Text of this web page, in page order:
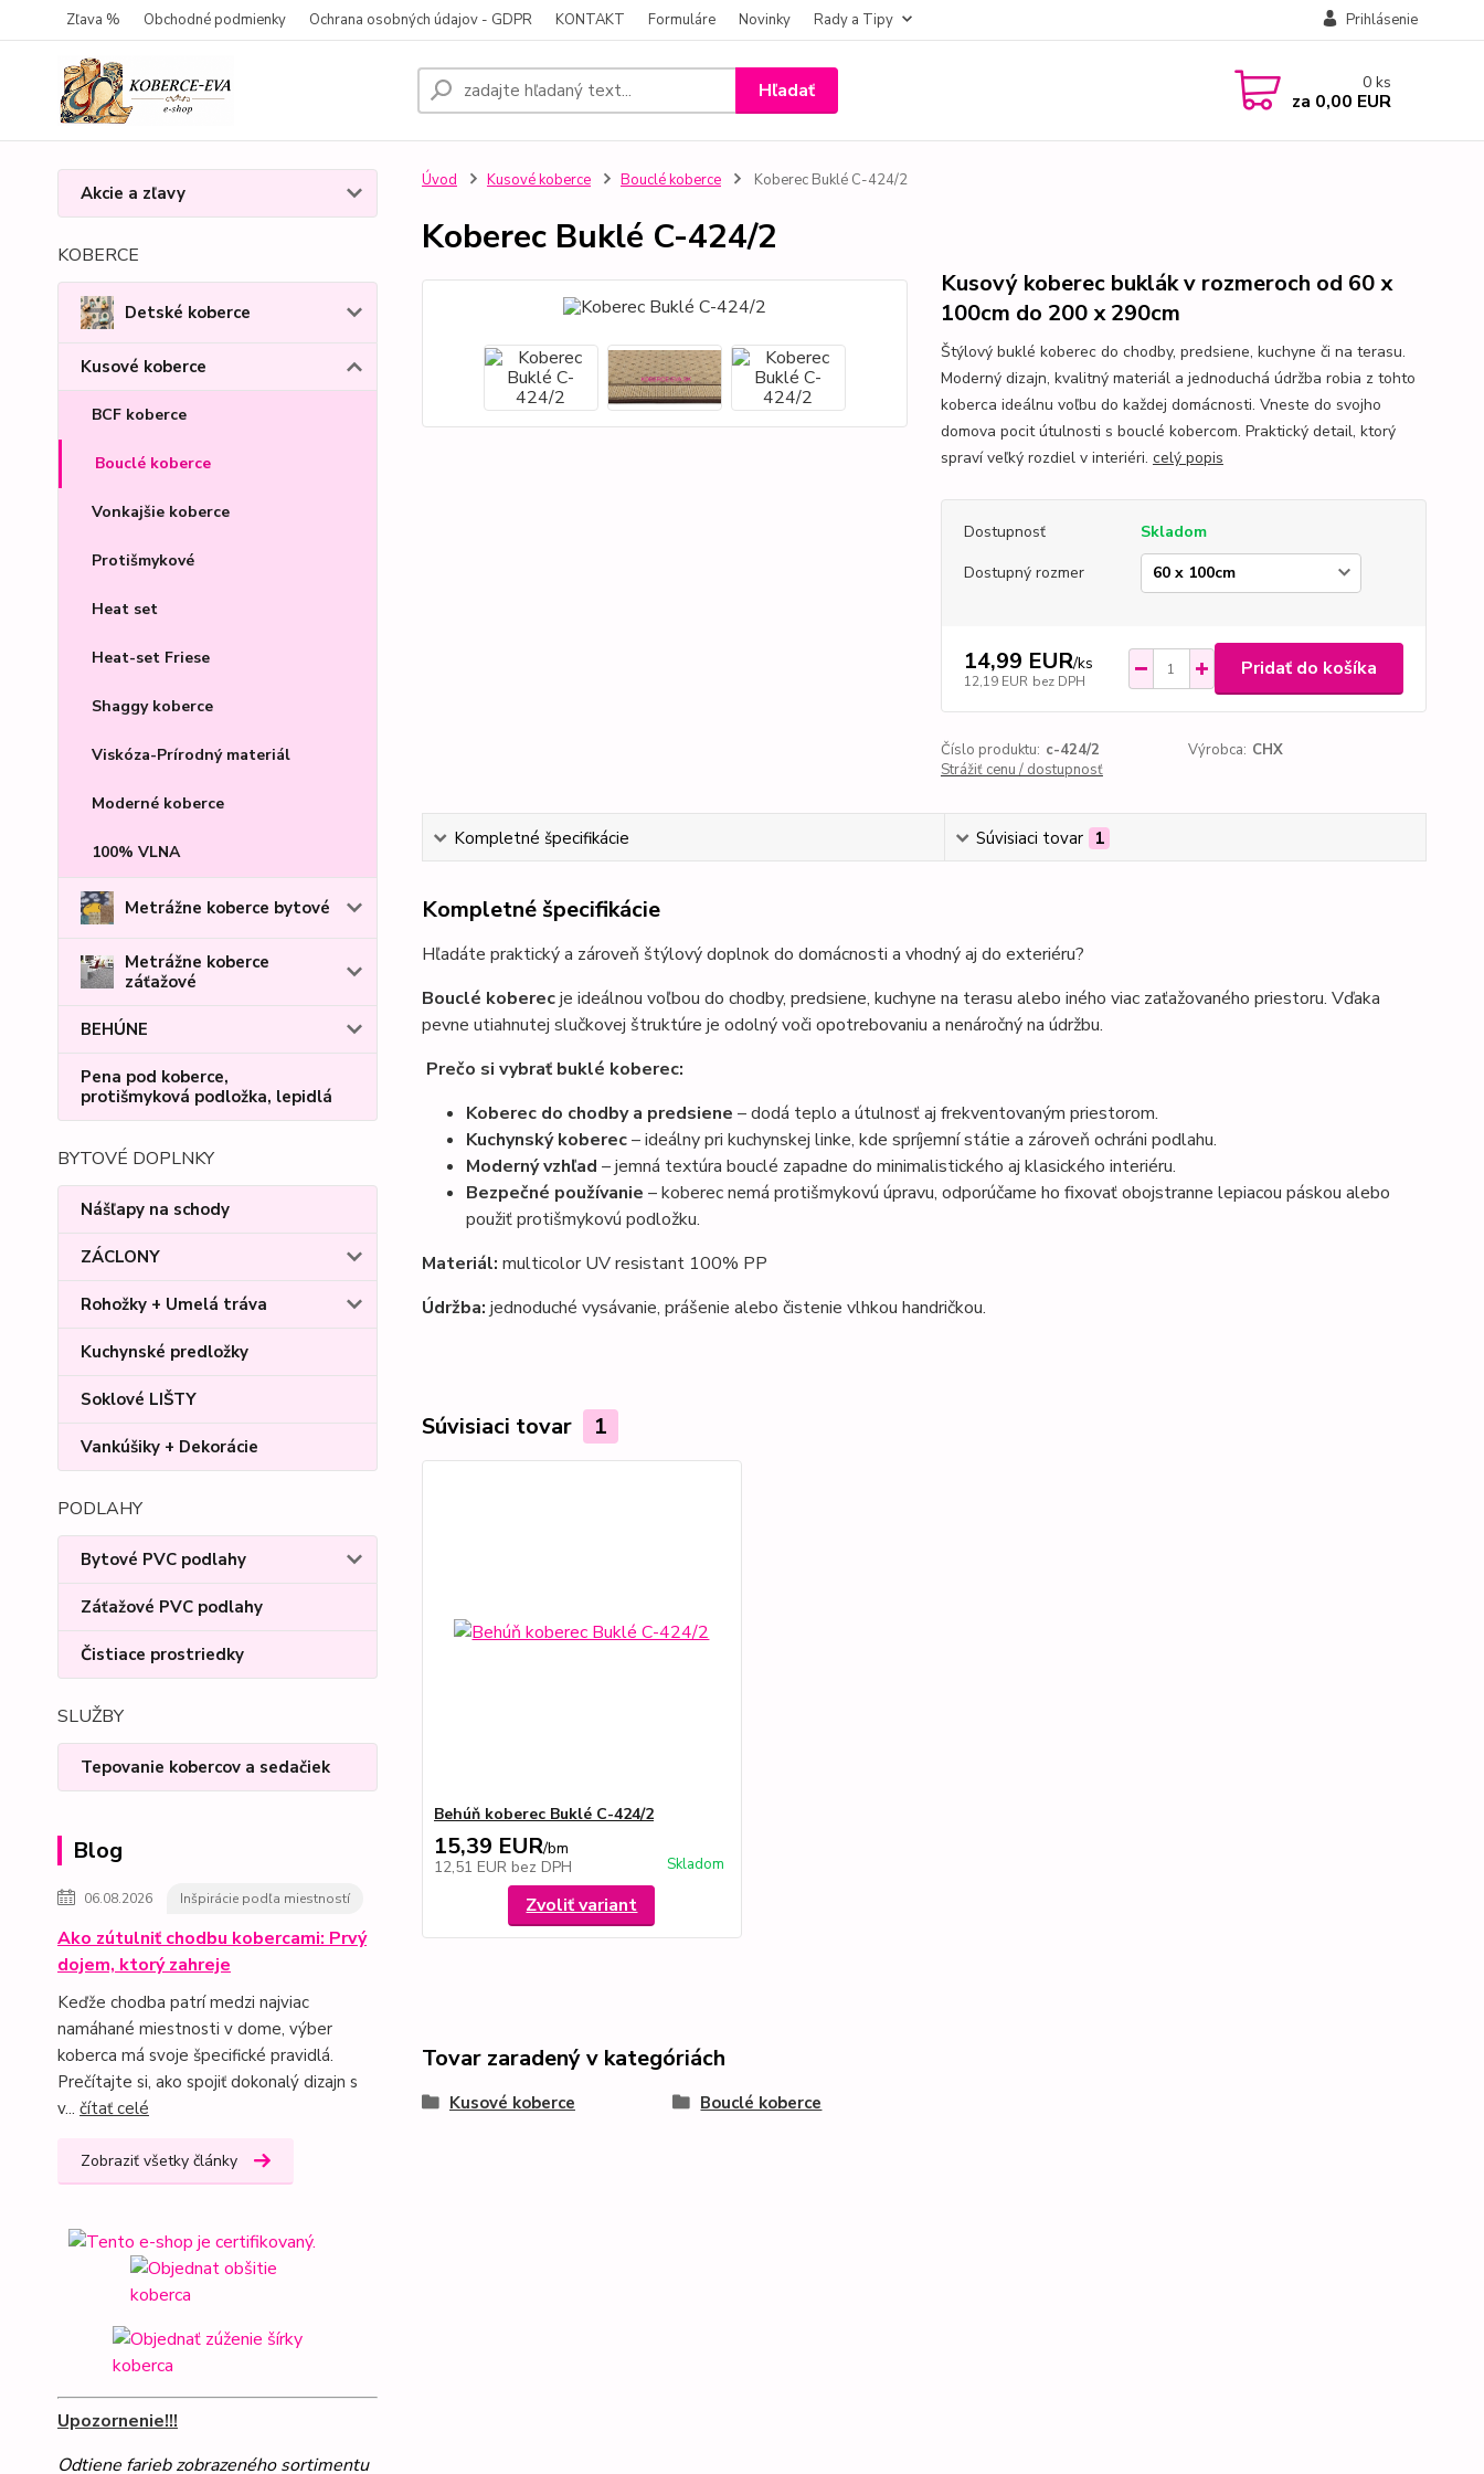
Zľava % Obchodné podmienky Ochrana osobných údajov - GDPR KONTAKT Formuláre Novinky Rady a Tipy Prihlásenie
Hľadať 0 ks
za 0,00 EUR
Akcie a zľavy
KOBERCE
Detské koberce
Kusové koberce
BCF koberce
Bouclé koberce
Vonkajšie koberce
Protišmykové
Heat set
Heat-set Friese
Shaggy koberce
Viskóza-Prírodný materiál
Moderné koberce
100% VLNA
Metrážne koberce bytové
Metrážne koberce
záťažové
BEHÚNE
Pena pod koberce,
protišmyková podložka, lepidlá
BYTOVÉ DOPLNKY
Nášľapy na schody
ZÁCLONY
Rohožky + Umelá tráva
Kuchynské predložky
Soklové LIŠTY
Vankúšiky + Dekorácie
PODLAHY
Bytové PVC podlahy
Záťažové PVC podlahy
Čistiace prostriedky
SLUŽBY
Tepovanie kobercov a sedačiek
Blog
06.08.2026 Inšpirácie podľa miestností
Ako zútulniť chodbu kobercami: Prvý
dojem, ktorý zahreje
Keďže chodba patrí medzi najviac
namáhané miestnosti v dome, výber
koberca má svoje špecifické pravidlá.
Prečítajte si, ako spojiť dokonalý dizajn s
v... čítať celé
Zobraziť všetky články
Upozornenie!!!
Odtiene farieb zobrazeného sortimentu
Úvod Kusové koberce Bouclé koberce Koberec Buklé C-424/2
Koberec Buklé C-424/2
Kusový koberec buklák v rozmeroch od 60 x
100cm do 200 x 290cm
Štýlový buklé koberec do chodby, predsiene, kuchyne či na terasu.
Moderný dizajn, kvalitný materiál a jednoduchá údržba robia z tohto
koberca ideálnu voľbu do každej domácnosti. Vneste do svojho
domova pocit útulnosti s bouclé kobercom. Praktický detail, ktorý
spraví veľký rozdiel v interiéri. celý popis
Dostupnosť
Skladom
Dostupný rozmer
14,99 EUR/ks
12,19 EUR bez DPH
Pridať do košíka
Číslo produktu: c-424/2 Výrobca: CHX
Strážiť cenu / dostupnosť
Kompletné špecifikácie Súvisiaci tovar 1
Kompletné špecifikácie
Hľadáte praktický a zároveň štýlový doplnok do domácnosti a vhodný aj do exteriéru?
Bouclé koberecje ideálnou voľbou do chodby, predsiene, kuchyne na terasu alebo iného viac zaťažovaného priestoru. Vďaka
pevne utiahnutej slučkovej štruktúre je odolný voči opotrebovaniu a nenáročný na údržbu.
Prečo si vybrať buklé koberec:
Koberec do chodby a predsiene – dodá teplo a útulnosť aj frekventovaným priestorom.
Kuchynský koberec– ideálny pri kuchynskej linke, kde spríjemní státie a zároveň ochráni podlahu.
Moderný vzhľad – jemná textúra bouclé zapadne do minimalistického aj klasického interiéru.
Bezpečné používanie – koberec nemá protišmykovú úpravu, odporúčame ho fixovať obojstranne lepiacou páskou alebo
použiť protišmykovú podložku.
Materiál: multicolor UV resistant 100% PP
Údržba: jednoduché vysávanie, prášenie alebo čistenie vlhkou handričkou.
Súvisiaci tovar 1
Behúň koberec Buklé C-424/2
15,39 EUR/bm
12,51 EUR bez DPH Skladom
Zvoliť variant
Tovar zaradený v kategóriách
Kusové koberce Bouclé koberce